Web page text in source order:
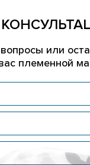
или
племенной